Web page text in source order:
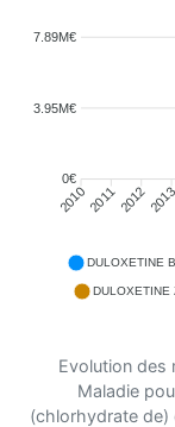
7.89M€
3.95M€
0€
2010201120122013
DULOXETINE
DULOXETINE
Evolution des
Maladie
(chlorhydrate de)